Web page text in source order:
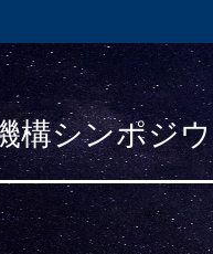
構シンポジ